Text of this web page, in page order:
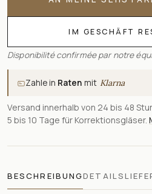
IM GESCHÄFT
Disponibilité confirmée par notre
Zahle in Raten mit Klarna
Versand innerhalb von 24 bis 48
5 bis 10 Tage für Korrektionsgläser.
BESCHREIBUNGDETAILS